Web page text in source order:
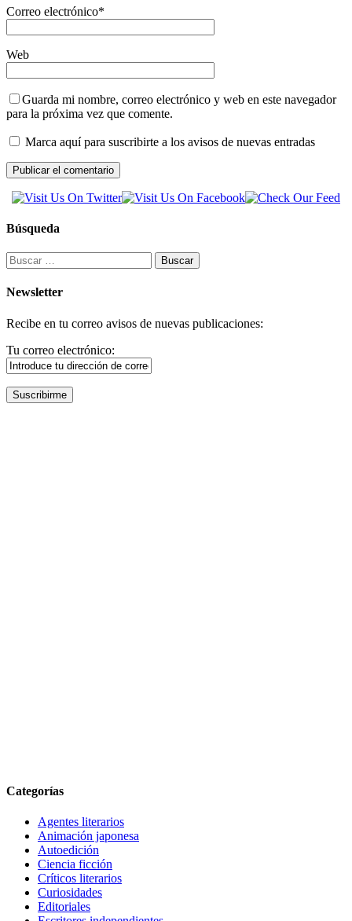
Correo electrónico*
Web
Guarda mi nombre, correo electrónico y web en este navegador
para la próxima vez que comente.
Marca aquí para suscribirte a los avisos de nuevas entradas
Búsqueda
Buscar:
Newsletter
Recibe en tu correo avisos de nuevas publicaciones:
Tu correo electrónico:
Categorías
Agentes literarios
Animación japonesa
Autoedición
Ciencia ficción
Críticos literarios
Curiosidades
Editoriales